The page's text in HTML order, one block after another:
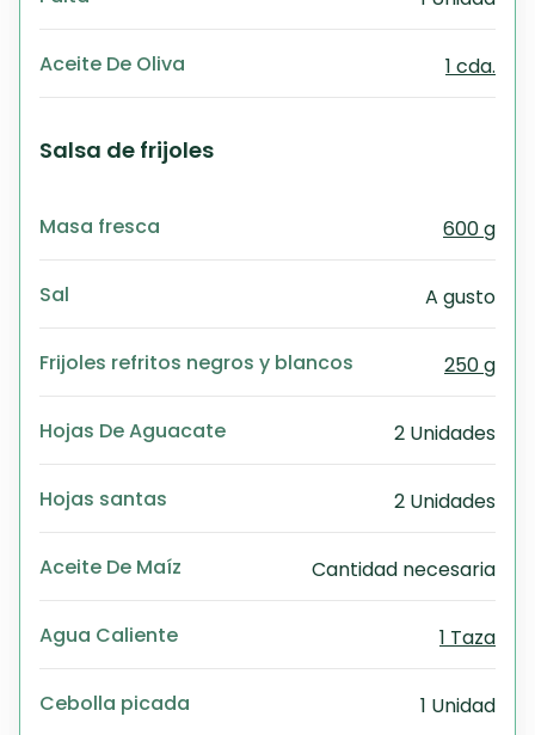
Aceite De Oliva 1 cda.
Salsa de frijoles
Masa fresca 600 g
Sal A gusto
Frijoles refritos negros y blancos 250 g
Hojas De Aguacate 2 Unidades
Hojas santas 2 Unidades
Aceite De Maíz Cantidad necesaria
Agua Caliente 1 Taza
Cebolla picada 1 Unidad